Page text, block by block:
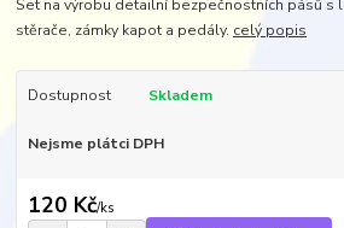
Set na výrobu detailní bezpečnostních pásů s
stěrače, zámky kapot a pedály. celý popis
Dostupnost Skladem
Nejsme plátci DPH
120 Kč/ks